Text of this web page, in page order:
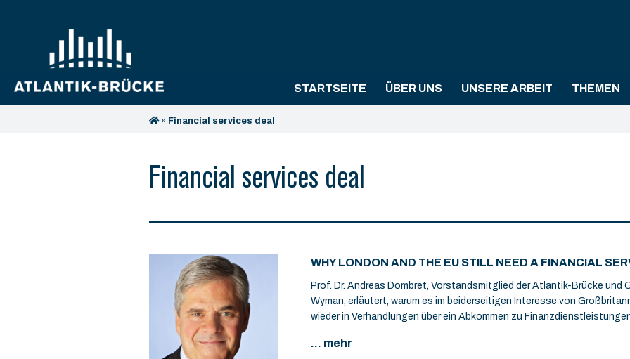
STARTSEITE ÜBER UNS UNSERE ARBEIT THEMEN
» Financial services deal
Financial services deal
WHY LONDON AND THE EU STILL NEED A FINANCIAL
Prof. Dr. Andreas Dombret, Vorstandsmitglied der Atlantik-Brücke und
Wyman, erläutert, warum es im beiderseitigen Interesse von
wieder in Verhandlungen über ein Abkommen zu
... mehr